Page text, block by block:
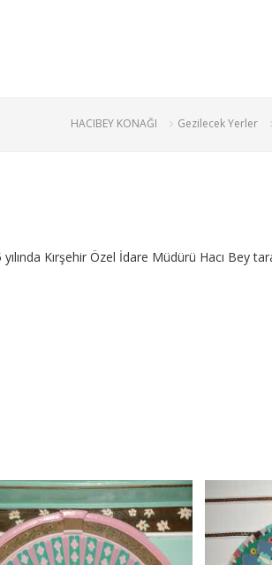
HACIBEY KONAĞI Gezilecek Yerler
Kırşehir Özel İdare Müdürü Hacı Bey